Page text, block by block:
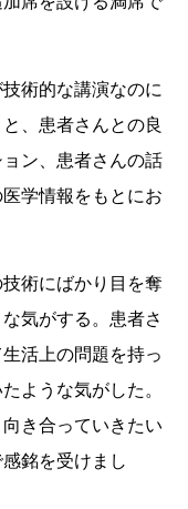
術的な講演なのに
、患者さんとの良
ン、患者さんの話
学情報をもとにお
術にばかり目を奪
気がする。患者さ
活上の問題を持っ
ような気がした。
き合っていきたい
銘を受けまし